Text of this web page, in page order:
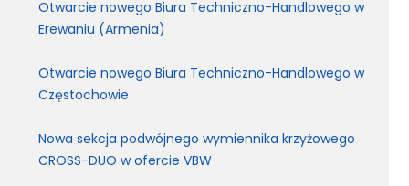
Otwarcie nowego Biura Techniczno-Handlowego w
Erewaniu (Armenia)
Otwarcie nowego Biura Techniczno-Handlowego w
Częstochowie
Nowa sekcja podwójnego wymiennika krzyżowego
CROSS-DUO w ofercie VBW